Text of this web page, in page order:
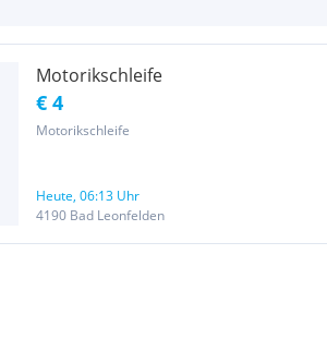
Motorikschleife
€ 4
Motorikschleife
Heute, 06:13 Uhr
4190 Bad Leonfelden